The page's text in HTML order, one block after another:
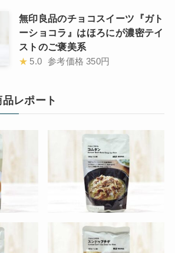
無印良品のチョコスイーツ『ガト
ーショコラ』はほろにが濃密テイ
ストのご褒美系
★ 5.0 参考価格 350円
レポート